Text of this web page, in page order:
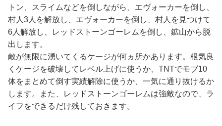
トン、スライムなどを倒しながら、エヴォーカーを倒し、
村人3人を解放し、エヴォーカーを倒し、村人を見つけて
6人解放し、レッドストーンゴーレムを倒し、鉱山から脱
出します。
敵が無限に湧いてくるケージが何ヵ所かあります。根気良
くケージを破壊してレベル上げに使うか、TNTでモブ10
体をまとめて倒す実績解除に使うか、一気に通り抜けるか
します。また、レッドストーンゴーレムは強敵なので、ラ
イフをできるだけ残しておきます。